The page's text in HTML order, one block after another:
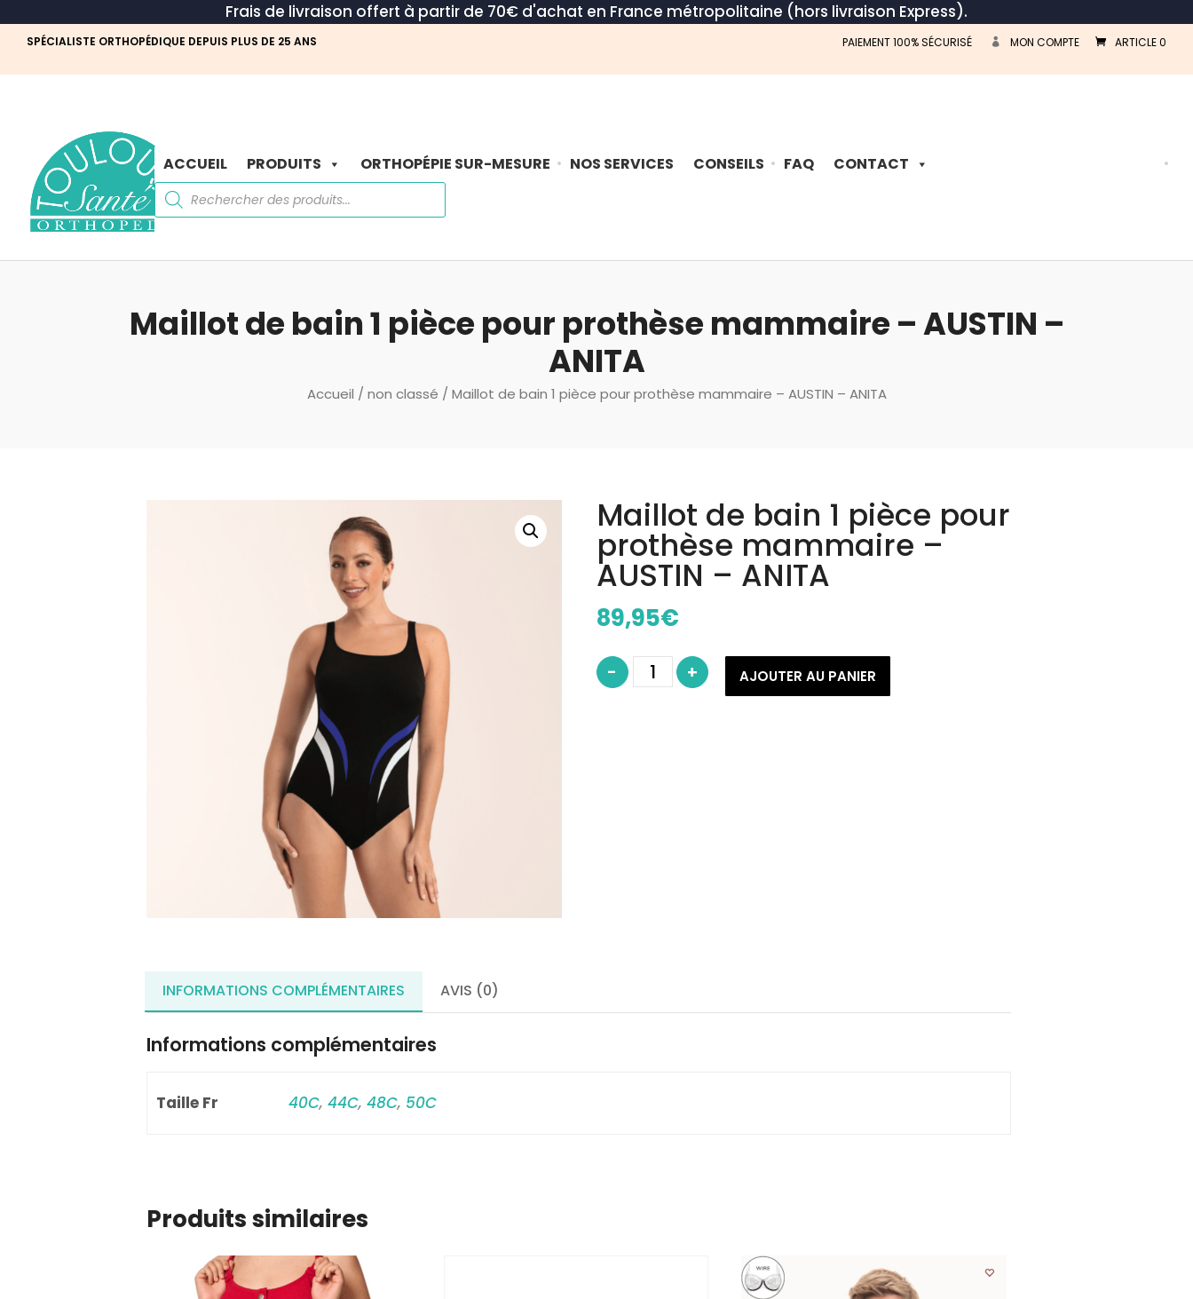
Frais de livraison offert à partir de 70€ d'achat en France métropolitaine (hors livraison Express).
SPÉCIALISTE ORTHOPÉDIQUE DEPUIS PLUS DE 25 ANS PAIEMENT 100% SÉCURISÉ MON COMPTE ARTICLE 0
ACCUEIL PRODUITS ORTHOPÉPIE SUR-MESURE NOS SERVICES CONSEILS FAQ CONTACT
Recherche
de
produits
Recherche
Maillot de bain 1 pièce pour prothèse mammaire – AUSTIN –
ANITA
Accueil / non classé / Maillot de bain 1 pièce pour prothèse mammaire – AUSTIN – ANITA
Maillot de bain 1 pièce pour
prothèse mammaire –
AUSTIN – ANITA
89,95€
- quantité
Maillot
+ AJOUTER AU PANIER
INFORMATIONS COMPLÉMENTAIRES AVIS (0)
Informations complémentaires
Taille Fr 40C,44C,48C, 50C
Produits similaires